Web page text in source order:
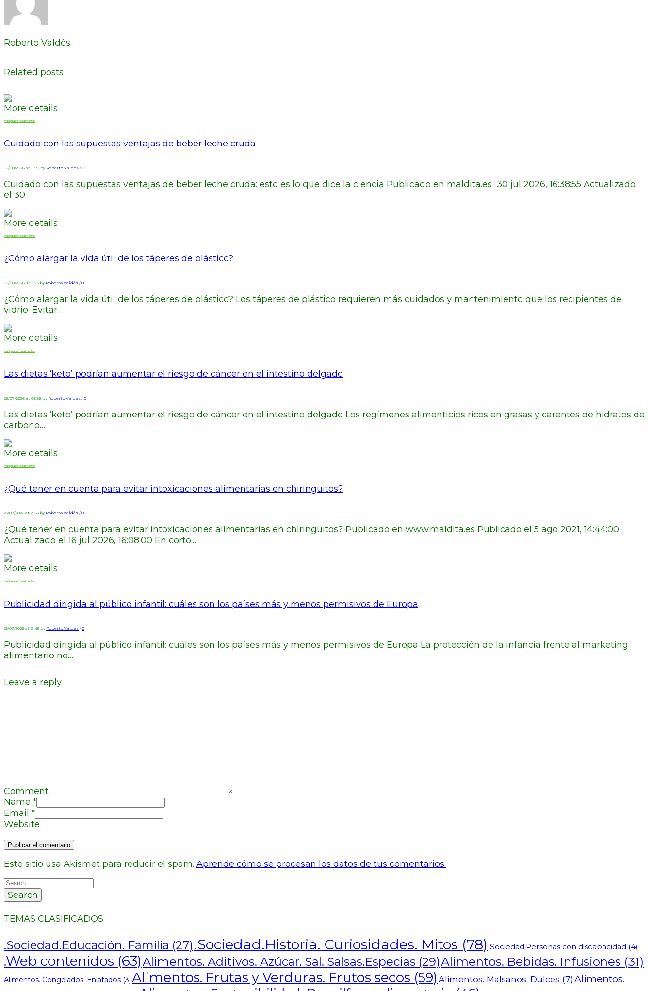
Roberto Valdés
Related posts
More details
Manipulación de alimentos
Cuidado con las supuestas ventajas de beber leche cruda
02/08/2026 at 15:32 by Roberto Valdés / 0
Cuidado con las supuestas ventajas de beber leche cruda: esto es lo que dice la ciencia Publicado en maldita.es 30 jul 2026, 16:38:55 Actualizado
el 30…
More details
Manipulación de alimentos
¿Cómo alargar la vida útil de los táperes de plástico?
02/08/2026 at 15:13 by Roberto Valdés / 0
¿Cómo alargar la vida útil de los táperes de plástico? Los táperes de plástico requieren más cuidados y mantenimiento que los recipientes de
vidrio. Evitar…
More details
Manipulación de alimentos
Las dietas ‘keto’ podrían aumentar el riesgo de cáncer en el intestino delgado
26/07/2026 at 06:56 by Roberto Valdés / 0
Las dietas ‘keto’ podrían aumentar el riesgo de cáncer en el intestino delgado Los regímenes alimenticios ricos en grasas y carentes de hidratos de
carbono…
More details
Manipulación de alimentos
¿Qué tener en cuenta para evitar intoxicaciones alimentarias en chiringuitos?
25/07/2026 at 21:55 by Roberto Valdés / 0
¿Qué tener en cuenta para evitar intoxicaciones alimentarias en chiringuitos? Publicado en www.maldita.es Publicado el 5 ago 2021, 14:44:00
Actualizado el 16 jul 2026, 16:08:00 En corto:…
More details
Manipulación de alimentos
Publicidad dirigida al público infantil: cuáles son los países más y menos permisivos de Europa
25/07/2026 at 21:45 by Roberto Valdés / 0
Publicidad dirigida al público infantil: cuáles son los países más y menos permisivos de Europa La protección de la infancia frente al marketing
alimentario no…
Leave a reply
Comment
Name *
Email *
Website
Este sitio usa Akismet para reducir el spam. Aprende cómo se procesan los datos de tus comentarios.
Search
TEMAS CLASIFICADOS
.Sociedad.Educación. Familia (27) .Sociedad.Historia. Curiosidades. Mitos (78) .Sociedad.Personas con discapacidad (4)
.Web contenidos (63)Alimentos. Aditivos. Azúcar. Sal. Salsas.Especias (29)Alimentos. Bebidas. Infusiones (31)
Alimentos. Congelados. Enlatados (3)Alimentos. Frutas y Verduras. Frutos secos (59) Alimentos. Malsanos. Dulces (7)Alimentos.